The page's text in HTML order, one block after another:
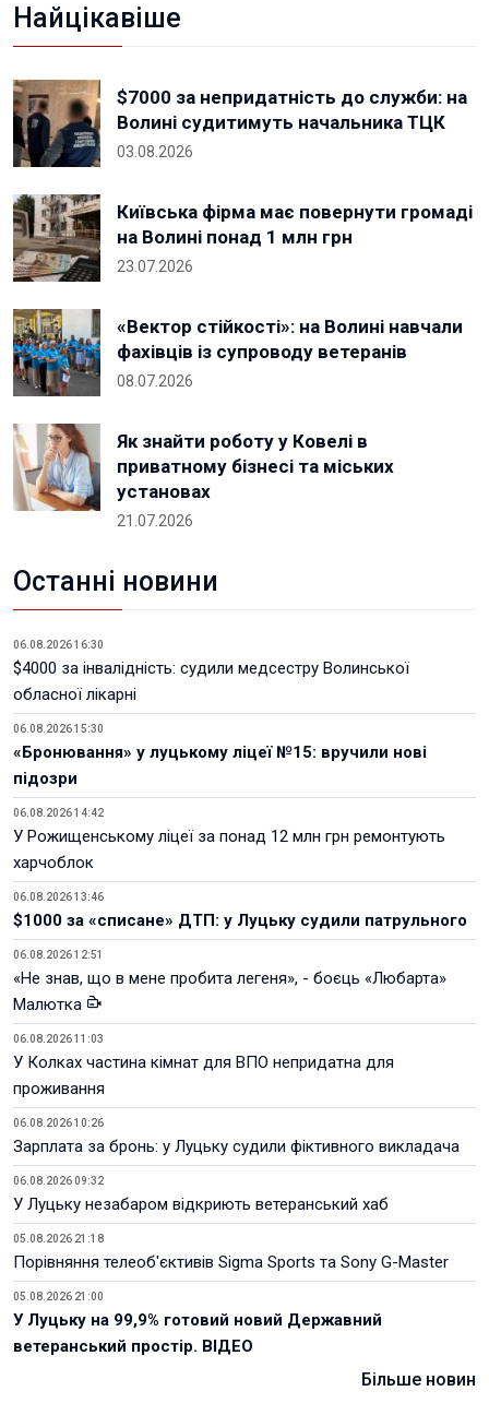
Найцікавіше
$7000 за непридатність до служби: на
Волині судитимуть начальника ТЦК
03.08.2026
Київська фірма має повернути громаді
на Волині понад 1 млн грн
23.07.2026
«Вектор стійкості»: на Волині навчали
фахівців із супроводу ветеранів
08.07.2026
Як знайти роботу у Ковелі в
приватному бізнесі та міських
установах
21.07.2026
Останні новини
06.08.2026 16:30
$4000 за інвалідність: судили медсестру Волинської
обласної лікарні
06.08.2026 15:30
«Бронювання» у луцькому ліцеї №15: вручили нові
підозри
06.08.2026 14:42
У Рожищенському ліцеї за понад 12 млн грн ремонтують
харчоблок
06.08.2026 13:46
$1000 за «списане» ДТП: у Луцьку судили патрульного
06.08.2026 12:51
«Не знав, що в мене пробита легеня», - боєць «Любарта»
Малютка
06.08.2026 11:03
У Колках частина кімнат для ВПО непридатна для
проживання
06.08.2026 10:26
Зарплата за бронь: у Луцьку судили фіктивного викладача
06.08.2026 09:32
У Луцьку незабаром відкриють ветеранський хаб
05.08.2026 21:18
Порівняння телеоб'єктивів Sigma Sports та Sony G-Master
05.08.2026 21:00
У Луцьку на 99,9% готовий новий Державний
ветеранський простір. ВІДЕО
Більше новин